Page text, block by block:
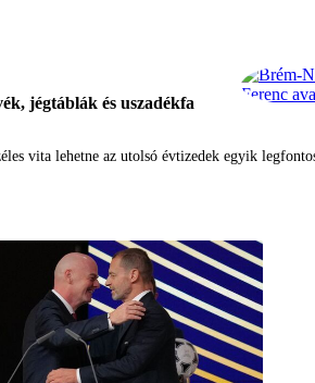
jégtáblák és uszadékfa
vita lehetne az utolsó évtizedek egyik